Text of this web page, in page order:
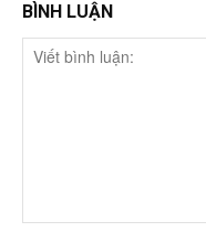
BÌNH LUẬN